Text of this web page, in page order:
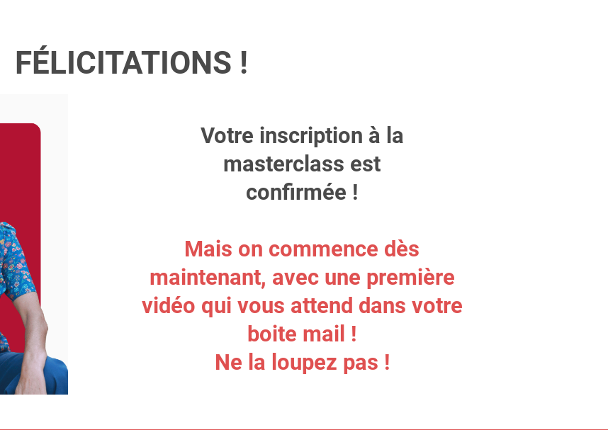
FÉLICITATIONS !
Votre inscription à la
masterclass est
confirmée !
Mais on commence dès
maintenant, avec une première
vidéo qui vous attend dans votre
boite mail !
Ne la loupez pas !